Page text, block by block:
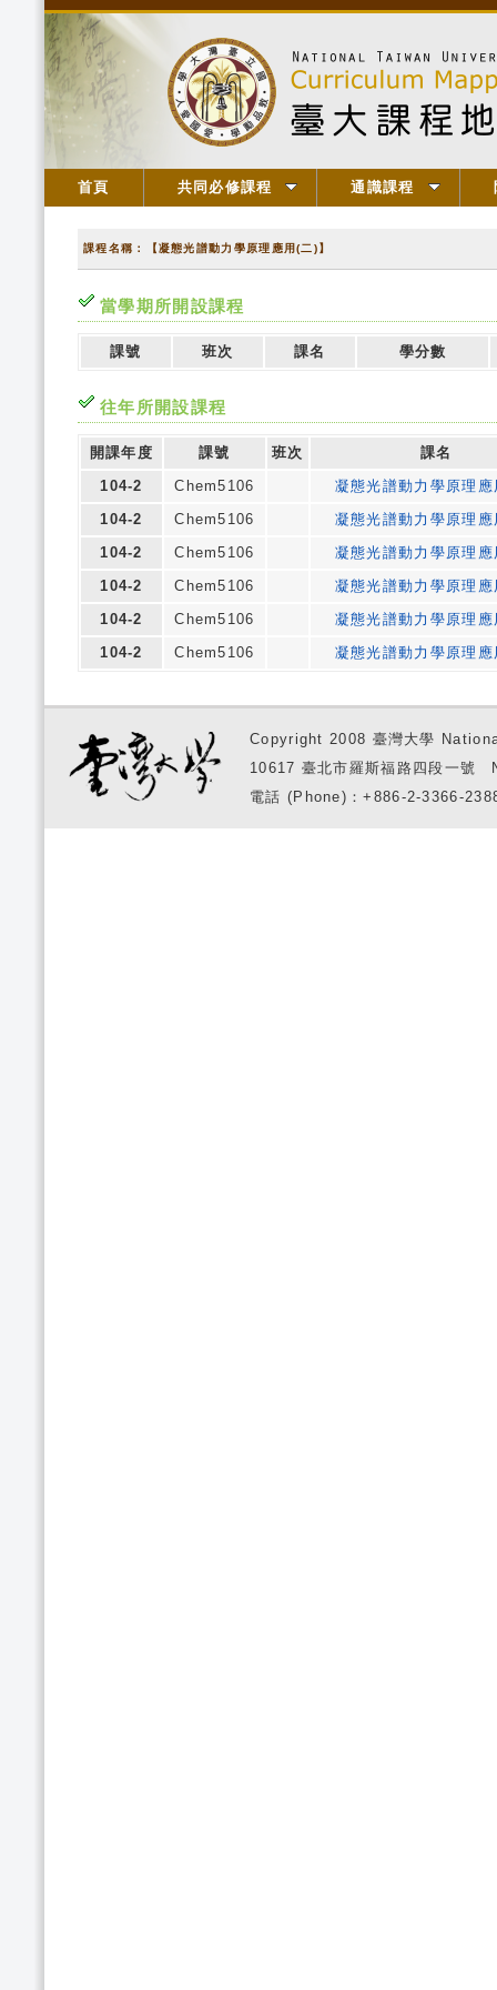
首頁 共同必修課程 通識課程
課程名稱：【凝態光譜動力學原理應用(二)】
當學期所開設課程
課號 班次 課名 學分數
往年所開設課程
開課年度 課號 班次
課名
104-2
Chem5106
凝態光譜動力學原理
104-2
Chem5106
凝態光譜動力學原理
104-2
Chem5106
凝態光譜動力學原理
104-2
Chem5106
凝態光譜動力學原理
104-2
Chem5106
凝態光譜動力學原理
104-2
Chem5106 凝態光譜動力學原理
Copyright 2008 臺灣大學
10617 臺北市羅斯福路四段一
電話 (Phone)：+886-2-3366-